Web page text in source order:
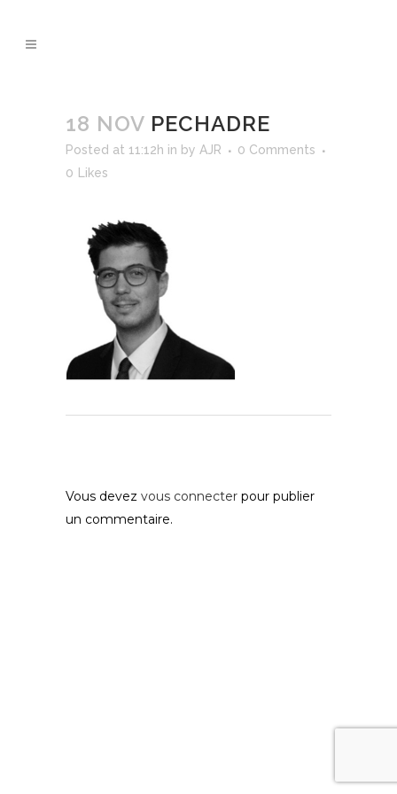
18 NOV PECHADRE
Posted at 11:12h in by AJR
0 Comments
0
Likes
Vous devez vous connecter pour publier
un commentaire.